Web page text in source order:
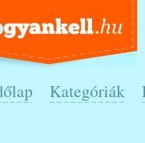
Kategóriák